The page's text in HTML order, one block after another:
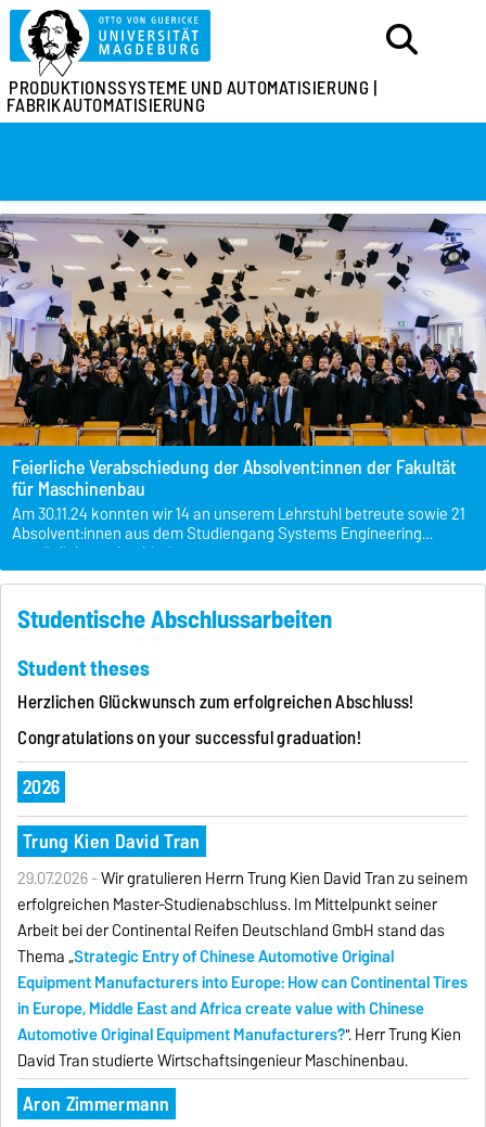
PRODUKTIONSSYSTEMEUND AUTOMATISIERUNG |
FABRIKAUTOMATISIERUNG
Feierliche Verabschiedung der Absolvent:innen der Fakultät
für Maschinenbau
Am 30.11.24 konnten wir 14 an unserem Lehrstuhl betreute sowie 21
Absolvent:innen aus dem Studiengang Systems Engineering
persönlich verabschieden.
Wir wünschen allen einen guten Start im Berufsleben.
Studentische Abschlussarbeiten
Student theses
Herzlichen Glückwunsch zum erfolgreichen Abschluss!
Congratulations on your successful graduation!
2026
Trung Kien David Tran
29.07.2026 -Wir gratulieren Herrn Trung Kien David Tran zu seinem
erfolgreichen Master-Studienabschluss. Im Mittelpunkt seiner
Arbeit bei der Continental Reifen Deutschland GmbH stand das
Thema „Strategic Entry of Chinese Automotive Original
Equipment Manufacturers into Europe: How can Continental Tires
in Europe, Middle East and Africa create value with Chinese
Automotive Original Equipment Manufacturers?". Herr Trung Kien
David Tran studierte Wirtschaftsingenieur Maschinenbau.
Aron Zimmermann